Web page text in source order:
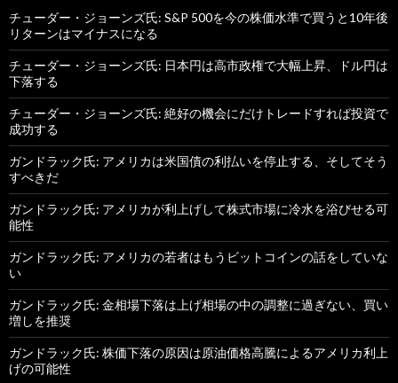
チューダー・ジョーンズ氏: S&P 500を今の株価水準で買うと10年後
リターンはマイナスになる
チューダー・ジョーンズ氏: 日本円は高市政権で大幅上昇、ドル円は
下落する
チューダー・ジョーンズ氏: 絶好の機会にだけトレードすれば投資で
成功する
ガンドラック氏: アメリカは米国債の利払いを停止する、そしてそう
すべきだ
ガンドラック氏: アメリカが利上げして株式市場に冷水を浴びせる可
能性
ガンドラック氏: アメリカの若者はもうビットコインの話をしていな
い
ガンドラック氏: 金相場下落は上げ相場の中の調整に過ぎない、買い
増しを推奨
ガンドラック氏: 株価下落の原因は原油価格高騰によるアメリカ利上
げの可能性